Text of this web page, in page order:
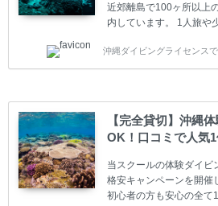
近郊離島で100ヶ所以上
内しています。 1人旅や
の方も安心して楽しめる
グコースもご用意してい
ーター様はファンダイ
10%OFF、フル器材レ
沖縄本島周辺ビーチ・フ
込)【 2ビーチ 】 ウエ
沖縄ダイビングライセンス
【完全貸切】沖縄
OK！口コミで人気
当スクールの体験ダイビ
格安キャンペーンを開催
初心者の方も安心の全て